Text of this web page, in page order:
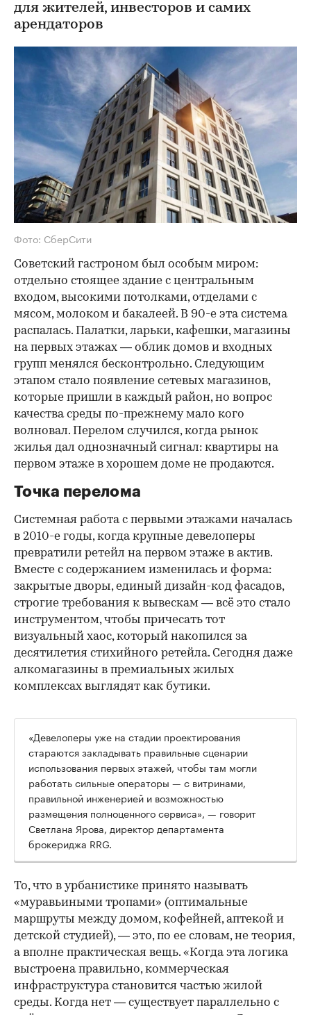
для жителей, инвесторов и самих
арендаторов
Фото: СберСити
Советский гастроном был особым миром:
отдельно стоящее здание с центральным
входом, высокими потолками, отделами с
мясом, молоком и бакалеей. В 90-е эта система
распалась. Палатки, ларьки, кафешки, магазины
на первых этажах — облик домов и входных
групп менялся бесконтрольно. Следующим
этапом стало появление сетевых магазинов,
которые пришли в каждый район, но вопрос
качества среды по-прежнему мало кого
волновал. Перелом случился, когда рынок
жилья дал однозначный сигнал: квартиры на
первом этаже в хорошем доме не продаются.
Точка перелома
Системная работа с первыми этажами началась
в 2010-е годы, когда крупные девелоперы
превратили ретейл на первом этаже в актив.
Вместе с содержанием изменилась и форма:
закрытые дворы, единый дизайн-код фасадов,
строгие требования к вывескам — всё это стало
инструментом, чтобы причесать тот
визуальный хаос, который накопился за
десятилетия стихийного ретейла. Сегодня даже
алкомагазины в премиальных жилых
комплексах выглядят как бутики.
00:00
«Девелоперы уже на стадии проектирования
стараются закладывать правильные сценарии
использования первых этажей, чтобы там могли
работать сильные операторы — с витринами,
правильной инженерией и возможностью
размещения полноценного сервиса», — говорит
Светлана Ярова, директор департамента
брокериджа RRG.
То, что в урбанистике принято называть
«муравьиными тропами» (оптимальные
маршруты между домом, кофейней, аптекой и
детской студией), — это, по ее словам, не теория,
а вполне практическая вещь. «Когда эта логика
выстроена правильно, коммерческая
инфраструктура становится частью жилой
среды. Когда нет — существует параллельно с